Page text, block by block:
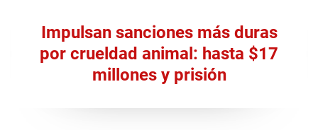
Impulsan sanciones más duras
por crueldad animal: hasta $17
millones y prisión